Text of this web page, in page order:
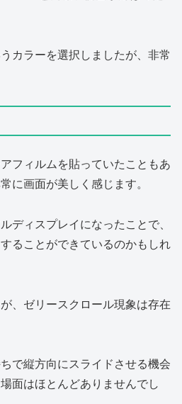
カラーを選択しましたが、非常
フィルムを貼っていたこともあ
に画面が美しく感じます。
ディスプレイになったことで、
ることができているのかもしれ
、ゼリースクロール現象は存在
で縦方向にスライドさせる機会
面はほとんどありませんでし